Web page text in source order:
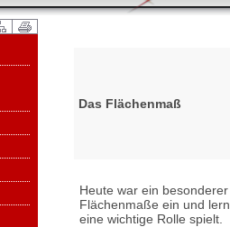
Das Flächenmaß
Heute war ein
Flächenmaße ein und
eine wichtige Rolle spielt.